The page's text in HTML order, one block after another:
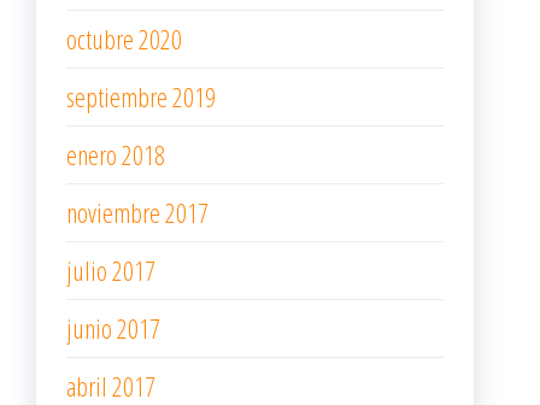
octubre 2020
septiembre 2019
enero 2018
noviembre 2017
julio 2017
junio 2017
abril 2017